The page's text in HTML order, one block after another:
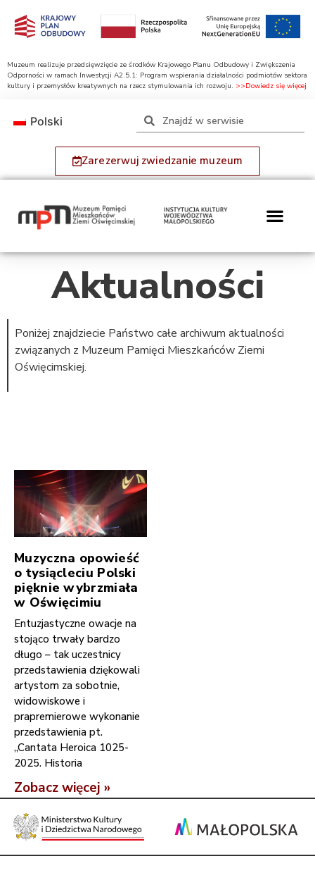
Muzeum realizuje przedsięwzięcie ze środków Krajowego Planu Odbudowy i Zwiększenia
Odporności w ramach Inwestycji A2.5.1: Program wspierania działalności podmiotów sektora
kultury i przemysłów kreatywnych na rzecz stymulowania ich rozwoju. >>Dowiedz się więcej
Zarezerwuj zwiedzanie muzeum
Polski
Aktualności
Poniżej znajdziecie Państwo całe archiwum aktualności
związanych z Muzeum Pamięci Mieszkańców Ziemi
Oświęcimskiej.
Muzyczna opowieść
o tysiącleciu Polski
pięknie wybrzmiała
w Oświęcimiu
Entuzjastyczne owacje na
stojąco trwały bardzo
długo – tak uczestnicy
przedstawienia dziękowali
artystom za sobotnie,
widowiskowe i
prapremierowe wykonanie
przedstawienia pt.
„Cantata Heroica 1025-
2025. Historia
Zobacz więcej »